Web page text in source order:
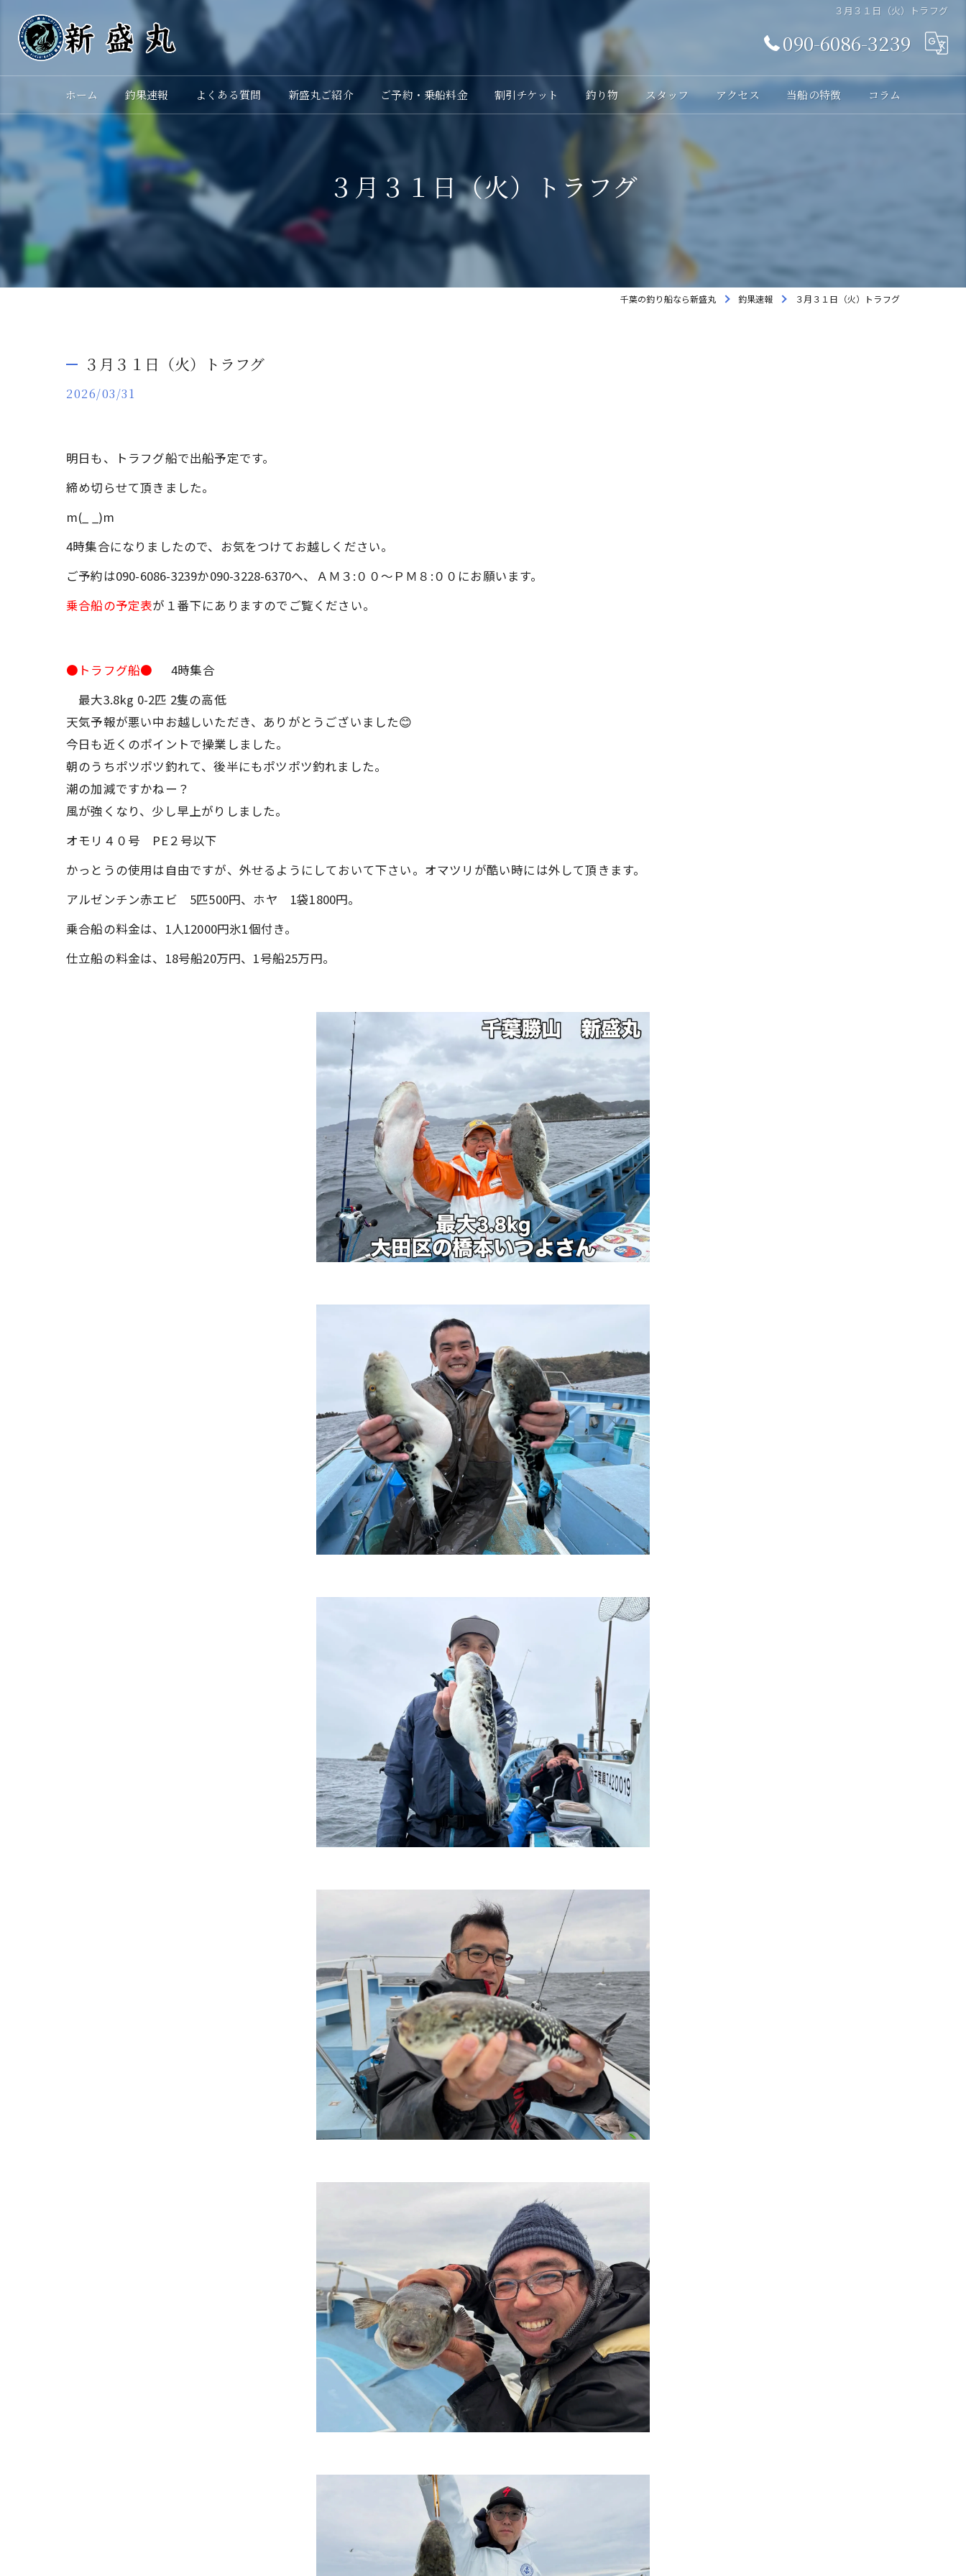
３月３１日（火）トラフグ
090-6086-3239
ホーム 釣果速報 よくある質問 新盛丸ご紹介 ご予約・乗船料金 割引チケット 釣り物 スタッフ アクセス 当船の特徴 コラム
３月３１日（火）トラフグ
千葉の釣り船なら新盛丸 釣果速報 ３月３１日（火）トラフグ
３月３１日（火）トラフグ
2026/03/31
明日も、トラフグ船で出船予定です。
締め切らせて頂きました。
m(_ _)m
4時集合になりましたので、お気をつけてお越しください。
ご予約は090-6086-3239か090-3228-6370へ、ＡＭ３:００～ＰＭ８:００にお願います。
乗合船の予定表が１番下にありますのでご覧ください。
●トラフグ船● 4時集合
最大3.8kg 0-2匹 2隻の高低
天気予報が悪い中お越しいただき、ありがとうございました😊
今日も近くのポイントで操業しました。
朝のうちポツポツ釣れて、後半にもポツポツ釣れました。
潮の加減ですかねー？
風が強くなり、少し早上がりしました。
オモリ４０号 PE２号以下
かっとうの使用は自由ですが、外せるようにしておいて下さい。オマツリが酷い時には外して頂きます。
アルゼンチン赤エビ 5匹500円、ホヤ 1袋1800円。
乗合船の料金は、1人12000円氷1個付き。
仕立船の料金は、18号船20万円、1号船25万円。